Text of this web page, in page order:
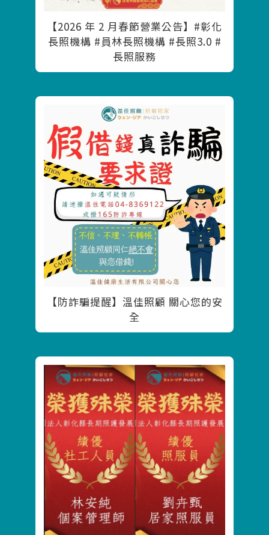
【2026 年 2 月春節營業公告】#彰化
長照機構 #員林長照機構 #長照3.0 #
長照服務
【防詐騙提醒】溫佳照顧 關心您的安
全